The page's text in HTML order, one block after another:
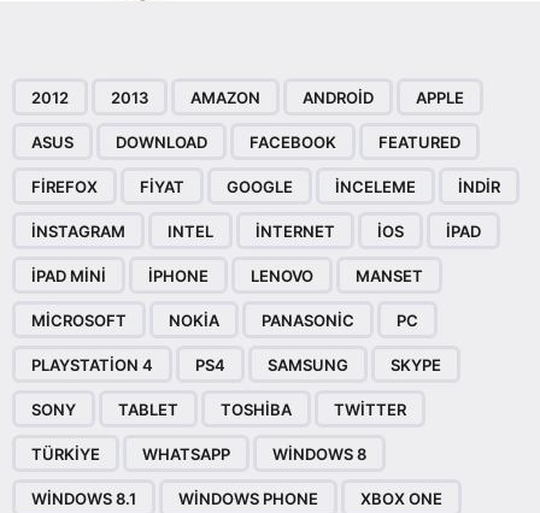
2012 2013 AMAZON ANDROID APPLE
ASUS DOWNLOAD FACEBOOK FEATURED
FIREFOX FIYAT GOOGLE INCELEME INDIR
INSTAGRAM INTEL INTERNET IOS IPAD
IPAD MINI IPHONE LENOVO MANSET
MICROSOFT NOKIA PANASONIC PC
PLAYSTATION 4 PS4 SAMSUNG SKYPE
SONY TABLET TOSHIBA TWITTER
TÜRKIYE WHATSAPP WINDOWS 8
WINDOWS 8.1 WINDOWS PHONE XBOX ONE